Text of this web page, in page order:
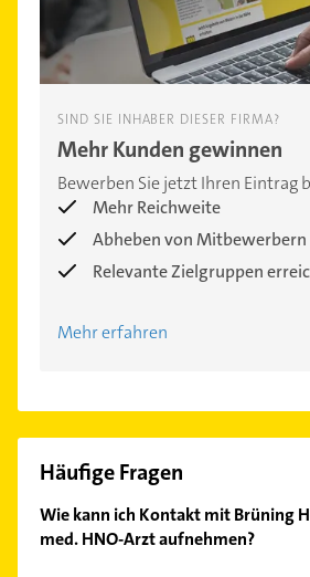
SIND SIE INHABER DIESER FIRMA?
Mehr Kunden gewinnen
Bewerben Sie jetzt Ihren Eintrag
Mehr Reichweite
Abheben von Mitbewerbern
Relevante Zielgruppen
Mehr erfahren
Häufige Fragen
Wie kann ich Kontakt mit Brüning
med. HNO-Arzt aufnehmen?